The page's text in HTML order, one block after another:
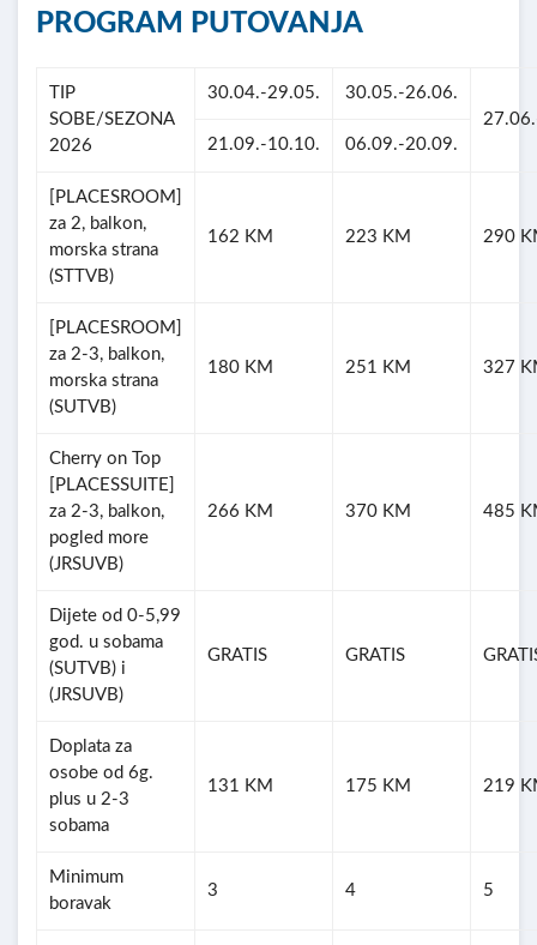
PROGRAM PUTOVANJA
TIP
SOBE/SEZONA
2026
30.04.-29.05.
30.05.-26.06.
21.09.-10.10.
06.09.-20.09.
[PLACESROOM]
za 2, balkon,
morska strana
(STTVB)
162 KM 223 KM 290
[PLACESROOM]
za 2-3, balkon,
morska strana
(SUTVB)
180 KM 251 KM 327
Cherry on Top
[PLACESSUITE]
za 2-3, balkon,
pogled more
(JRSUVB)
266 KM 370 KM 485
Dijete od 0-5,99
god. u sobama
(SUTVB) i
(JRSUVB)
GRATIS GRATIS
Doplata za
osobe od 6g.
plus u 2-3
sobama
131 KM 175 KM 219
Minimum
boravak
3 4 5